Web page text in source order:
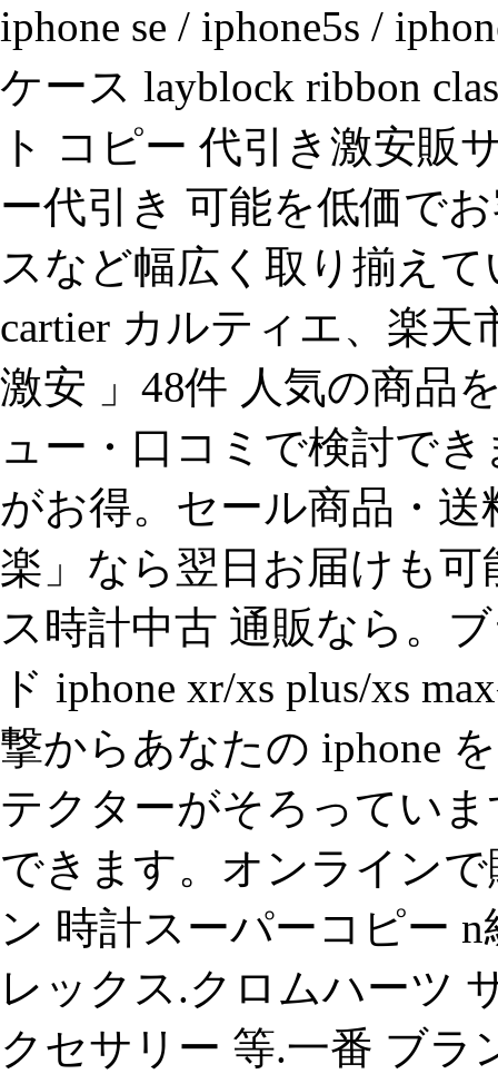
iphone se / iphone5s /
ケース layblock ribbon
ト コピー 代引き激安販
ー代引き 可能を低価で
スなど幅広く取り揃え
cartier カルティエ、楽
激安 」48件 人気の商品
ュー・口コミで検討で
がお得。セール商品・
楽」なら翌日お届けも可
ス時計中古 通販なら。
ド iphone xr/xs plus/xs
撃からあなたの iphone
テクターがそろってい
できます。オンライン
ン 時計スーパーコピー
レックス.クロムハーツ
クセサリー 等.一番 ブ